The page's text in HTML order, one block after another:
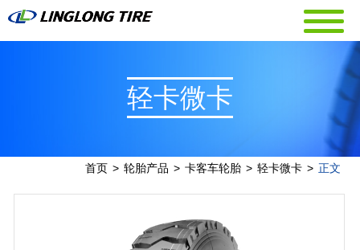
轻卡微卡
首页 > 轮胎产品 > 卡客车轮胎 > 轻卡微卡 > 正文